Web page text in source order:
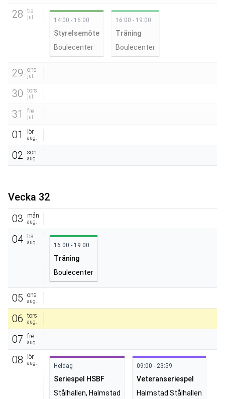
28 tis
jul. 14:00 - 16:00
Styrelsemöte
Boulecenter
16:00 - 19:00
Träning
Boulecenter
29 ons
jul.
30 tors
jul.
31 fre
jul.
01 lör
aug.
02 sön
aug.
Vecka 32
03
mån
aug.
04 tis
aug. 16:00 - 19:00
Träning
Boulecenter
05 ons
aug.
06 tors
aug.
07 fre
aug.
08 lör
aug. Heldag
Seriespel HSBF
Stålhallen, Halmstad
09:00 - 23:59
Veteranseriespel
Halmstad Stålhallen